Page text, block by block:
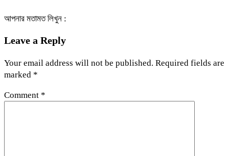
আপনার মতামত লিখুন :
Leave a Reply
Your email address will not be published. Required fields are
marked *
Comment *